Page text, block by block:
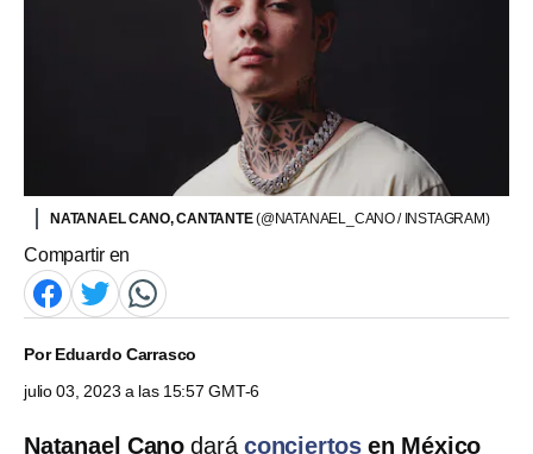
NATANAEL CANO, CANTANTE(@NATANAEL_CANO / INSTAGRAM)
Compartir en
PorEduardo Carrasco
julio 03, 2023 a las 15:57 GMT-6
Natanael Cano dará conciertos en México